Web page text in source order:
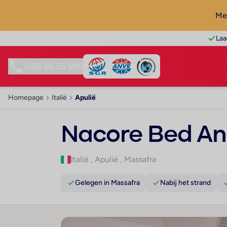
Homepage Italië Apulië
Nacore Bed
Italië , Apulië , Massafra
Gelegen in Massafra Nabij het strand